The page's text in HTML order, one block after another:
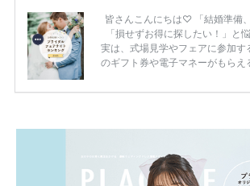
皆さんこんにちは♡ 「結婚準備
「損せずお得に探したい！」と
実は、式場見学やフェアに参加す
のギフト券や電子マネーがもらえ
ため、比較せずに選ぶと損をし
一番お得？」「プラコレの特典は
解決します。 まずは診断で候補